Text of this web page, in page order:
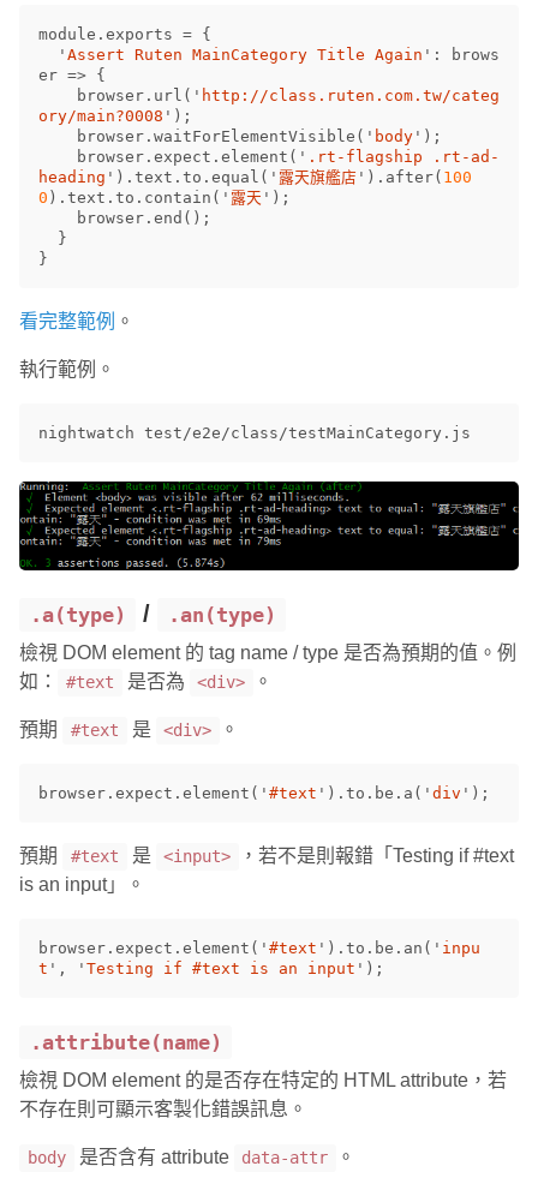
module . exports = {
' Assert Ruten MainCategory Title Again ' :
brows
er => {
browser . url ( ' http://class.ruten.com.tw/categ
ory/main?0008 ' );
browser . waitForElementVisible ( ' body ' );
browser . expect . element ( ' .rt-flagship .rt-ad-
heading ' ). text . to . equal ( ' 露天旗艦店 ' ). after( 100
0 ). text . to . contain ( ' 露天 ' );
browser . end ();
}
}
看完整範例 。
執行範例。
.a(type) / .an(type)
檢視 DOM element 的 tag name / type 是否為預期的值。例
如：
#text 是否為 <div> 。
預期 #text 是 <div> 。
browser . expect . element ( ' #text ' ). to . be . a ( ' div ' );
預期 #text 是 <input>
，若不是則報錯「Testing if #text
is an input」。
browser . expect . element ( ' #text ' ). to . be . an ( ' inpu
t ' , ' Testing if #text is an input ' );
.attribute(name)
檢視 DOM element 的是否存在特定的 HTML attribute，若
不存在則可顯示客製化錯誤訊息。
body 是否含有 attribute data-attr 。